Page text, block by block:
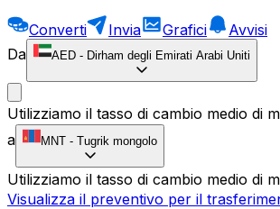
Converti Invia Grafici
Avvisi
Da
AED - Dirham degli Emirati Arabi Uniti
Utilizziamo il tasso di cambio medio di
a
MNT - Tugrik mongolo
Utilizziamo il tasso di cambio medio di
Visualizza il preventivo per il